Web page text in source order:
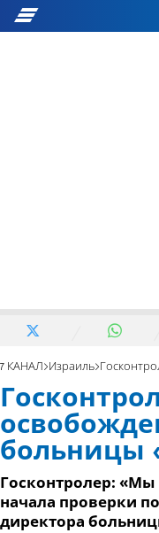
7 КАНАЛ Израиль Госконтролер
больницы
Госконтролер:
начала проверки
директора